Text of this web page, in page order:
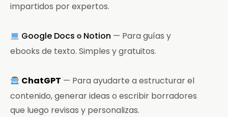
impartidos por expertos.
Google Docs o Notion — Para guías y
ebooks de texto. Simples y gratuitos.
ChatGPT — Para ayudarte a estructurar el
contenido, generar ideas o escribir borradores
que luego revisas y personalizas.